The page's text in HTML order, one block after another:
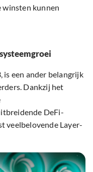
winsten kunnen
is een ander belangrijk
Dankzij het
DeFi-
veelbelovende Layer-